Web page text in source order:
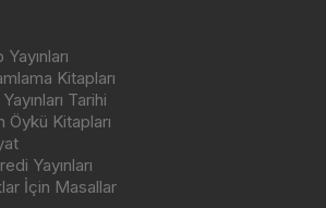
Kitapları
Tarihi
Öykü Kitapları
Yayınları
İçin Masallar